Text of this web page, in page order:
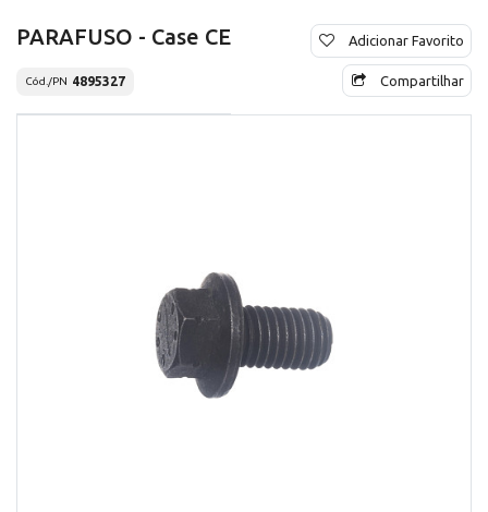
PARAFUSO - Case CE
Cód./PN 4895327
Adicionar Favorito
Compartilhar